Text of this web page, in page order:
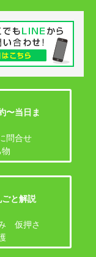
〜当日ま
問合せ
と解説
仮押さ